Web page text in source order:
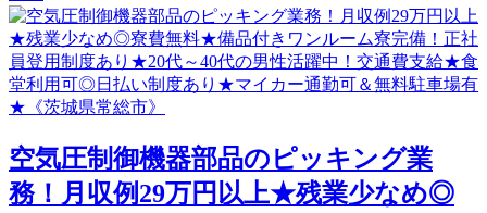
空気圧制御機器部品のピッキング業
務！月収例29万円以上★残業少なめ◎